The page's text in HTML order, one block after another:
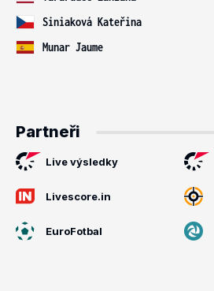
Siniaková Kateřina
Munar Jaume
Partneři
Live výsledky
Livescore.in
EuroFotbal